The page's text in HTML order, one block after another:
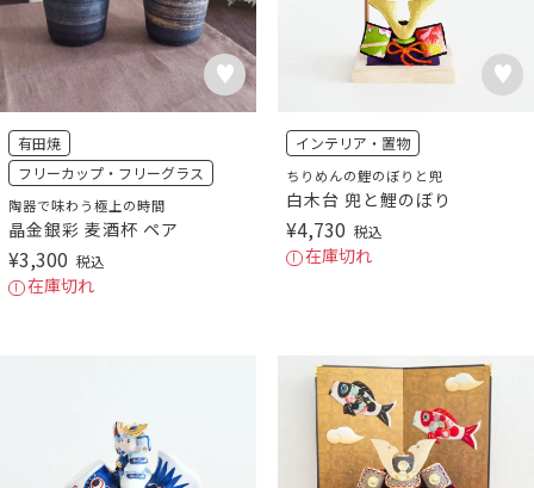
有田焼
フリーカップ・フリーグラス
陶器で味わう極上の時間
晶金銀彩 麦酒杯 ペア
¥3,300 税込
在庫切れ
インテリア・置物
ちりめんの鯉のぼりと兜
白木台 兜と鯉のぼり
¥4,730 税込
在庫切れ